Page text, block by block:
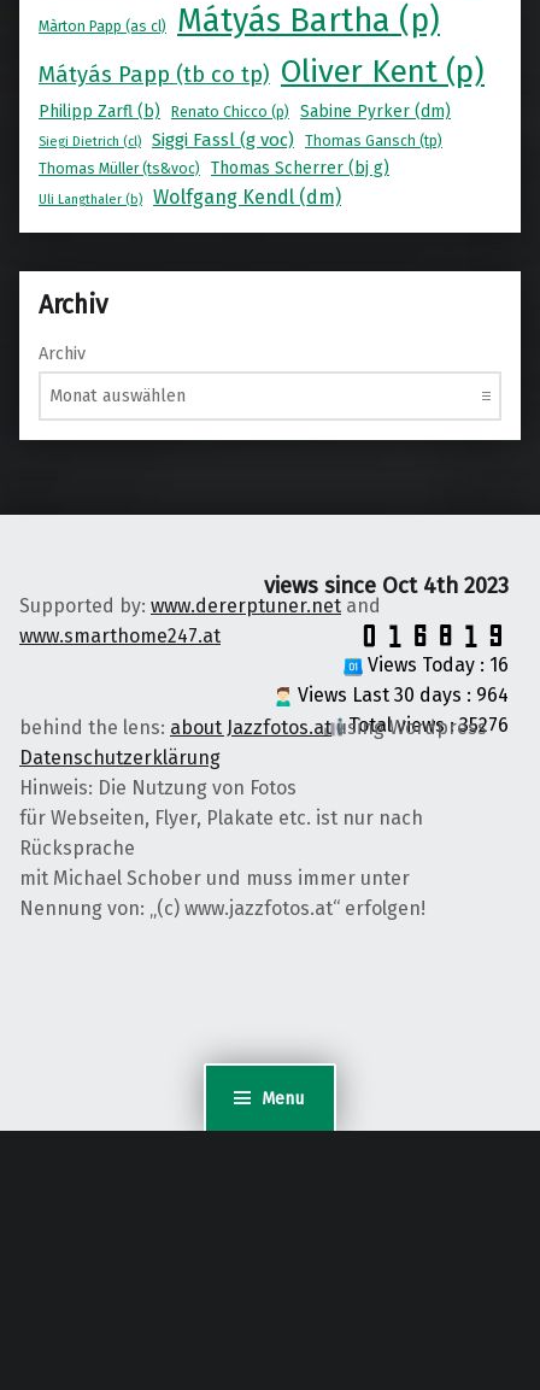
Menu
Màrton Papp (as cl) Mátyás Bartha (p)
Mátyás Papp (tb co tp) Oliver Kent (p)
Philipp Zarfl (b) Renato Chicco (p) Sabine Pyrker (dm)
Siegi Dietrich (cl) Siggi Fassl (g voc)
Thomas Gansch (tp)
Thomas Müller (ts&voc)
Thomas Scherrer (bj g)
Uli Langthaler (b) Wolfgang Kendl (dm)
Archiv
Archiv
Supported by: www.dererptuner.net and
www.smarthome247.at
behind the lens: about Jazzfotos.atusing Wordpress
Datenschutzerklärung
Hinweis: Die Nutzung von Fotos
für Webseiten, Flyer, Plakate etc. ist nur nach
Rücksprache
mit Michael Schober und muss immer unter
Nennung von: „(c) www.jazzfotos.at“ erfolgen!
views since Oct 4th 2023
Views Today : 16
Views Last 30 days : 964
Total views : 35276